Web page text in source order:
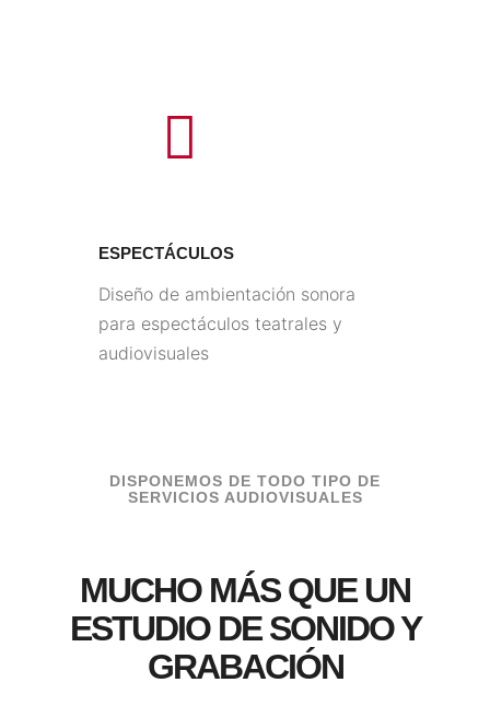
ESPECTÁCULOS
Diseño de ambientación sonora
para espectáculos teatrales y
audiovisuales
DISPONEMOS DE TODO TIPO DE
SERVICIOS AUDIOVISUALES
MUCHO MÁS QUE UN
ESTUDIO DE SONIDO Y
GRABACIÓN